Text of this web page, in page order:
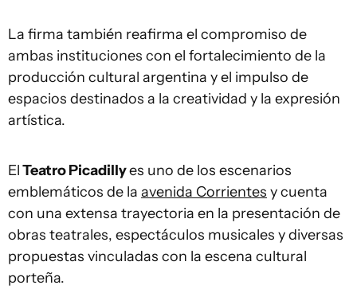
La firma también reafirma el compromiso de
ambas instituciones con el fortalecimiento de la
producción cultural argentina y el impulso de
espacios destinados a la creatividad y la expresión
artística.
ElTeatro Picadillyes uno de los escenarios
emblemáticos de la avenida Corrientes y cuenta
con una extensa trayectoria en la presentación de
obras teatrales, espectáculos musicales y diversas
propuestas vinculadas con la escena cultural
porteña.